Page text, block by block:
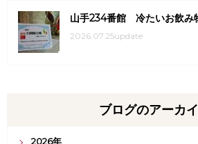
山手234番館 冷たいお飲み
2026.07.25update
ブログのアーカ
2026年